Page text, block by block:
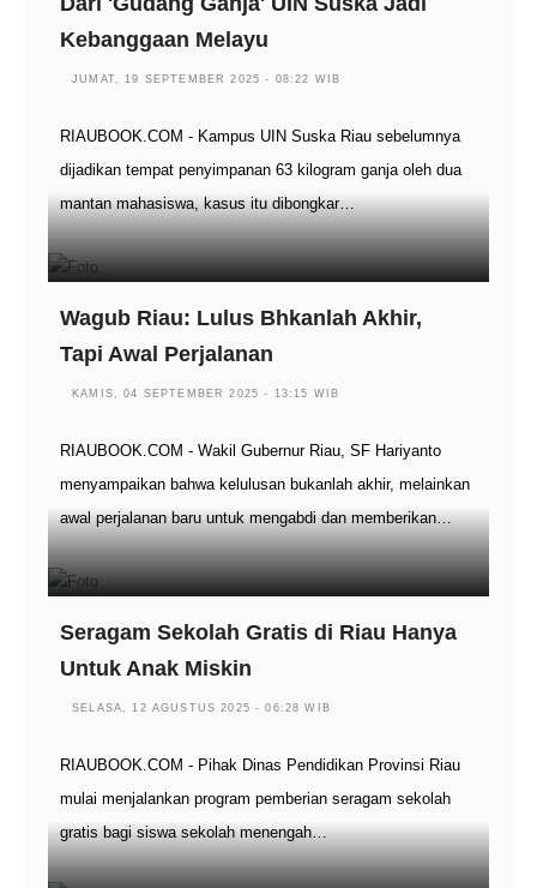
Kebanggaan Melayu
JUMAT, 19 SEPTEMBER 2025 - 08:22 WIB
RIAUBOOK.COM - Kampus UIN Suska Riau sebelumnya
dijadikan tempat penyimpanan 63 kilogram ganja oleh dua
mantan mahasiswa, kasus itu dibongkar…
Wagub Riau: Lulus Bhkanlah Akhir,
Tapi Awal Perjalanan
KAMIS, 04 SEPTEMBER 2025 - 13:15 WIB
RIAUBOOK.COM - Wakil Gubernur Riau, SF Hariyanto
menyampaikan bahwa kelulusan bukanlah akhir, melainkan
awal perjalanan baru untuk mengabdi dan memberikan…
Seragam Sekolah Gratis di Riau Hanya
Untuk Anak Miskin
SELASA, 12 AGUSTUS 2025 - 06:28 WIB
RIAUBOOK.COM - Pihak Dinas Pendidikan Provinsi Riau
mulai menjalankan program pemberian seragam sekolah
gratis bagi siswa sekolah menengah…